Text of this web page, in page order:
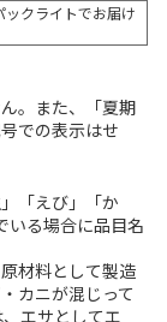
ックライトでお届け
。また、「夏期
での表示はせ
「えび」「か
いる場合に品目名
材料として製造
カニが混じって
エサとしてエ